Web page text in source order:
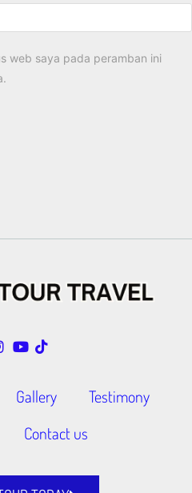
web saya pada peramban ini
Gallery
Testimony
Contact us